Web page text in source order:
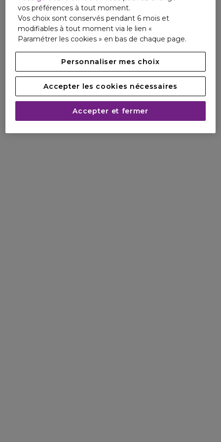
utilisatrices(1), la peau est hydratée pour 94% d'entres
elles(1).
Son parfum d'évasion envoûte les sens par ses notes de
Coco, de Fleur de Tiaré et de Vanille, une véritable invitation
à profiter de l'été.
Testé sous contrôle dermatologique.
Testé en conditions marines(3).
vos préférences à tout moment.
Vos choix sont conservés pendant 6 mois et
modifiables à tout moment via le lien «
Paramétrer les cookies » en bas de chaque page.
Personnaliser mes choix
Accepter les cookies nécessaires
Accepter et fermer